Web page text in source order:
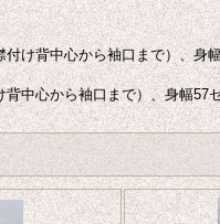
け背中心から袖口まで）、身
中心から袖口まで）、身幅57